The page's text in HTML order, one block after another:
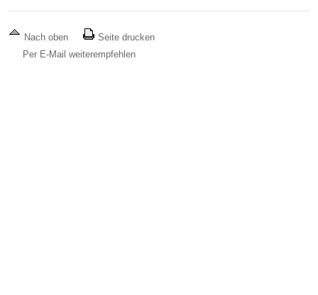
Nach oben
Seite drucken
Per E-Mail weiterempfehlen